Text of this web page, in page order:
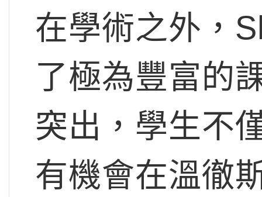
在學術之外，
了極為豐富的
突出，學生不
有機會在溫徹